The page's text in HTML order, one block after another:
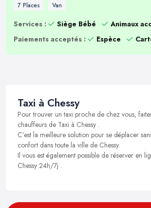
7 Places Van
Services : Siège Bébé
Animaux
Paiements acceptés :
Espèce
Taxi à Chessy
Pour trouver un taxi proche de chez vous,
chauffeurs de Taxi à Chessy .
C’est la meilleure solution pour se déplacer
confort dans toute la ville de Chessy.
Il vous est également possible de réserver en
Chessy 24h/7j .